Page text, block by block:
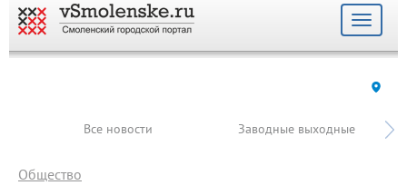
Toggle
Все новости Заводные выходные
Общество